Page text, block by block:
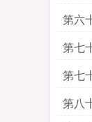
第六
第七
第七
第八